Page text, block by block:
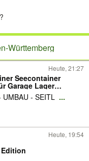
Württemberg
Heute, 21:27
Seecontainer
Garage Lager
Lagerhaus
UMBAU - SEITL ...
Heute, 19:54